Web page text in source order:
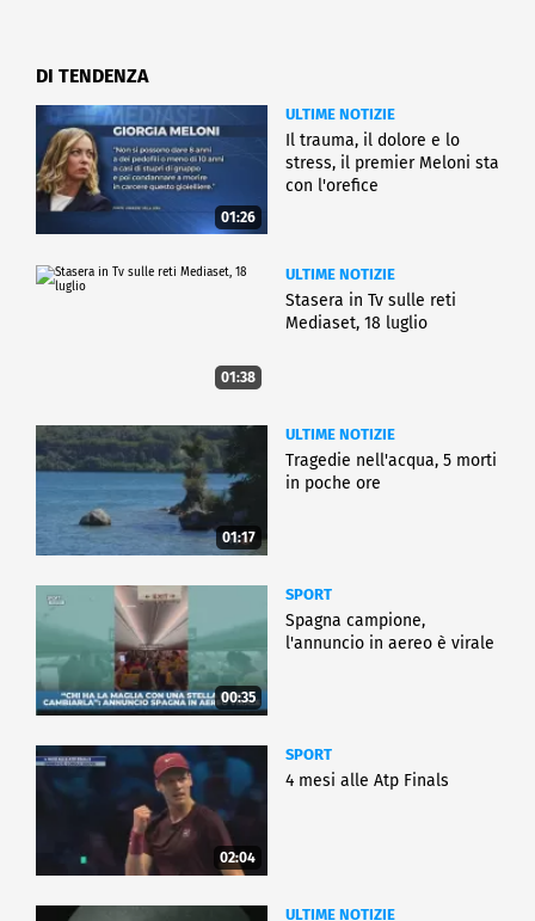
DI TENDENZA
01:26
ULTIME NOTIZIE
Il trauma, il dolore e lo
stress, il premier Meloni sta
con l'orefice
01:38
ULTIME NOTIZIE
Stasera in Tv sulle reti
Mediaset, 18 luglio
01:17
ULTIME NOTIZIE
Tragedie nell'acqua, 5 morti
in poche ore
00:35
SPORT
Spagna campione,
l'annuncio in aereo è virale
02:04
SPORT
4 mesi alle Atp Finals
ULTIME NOTIZIE